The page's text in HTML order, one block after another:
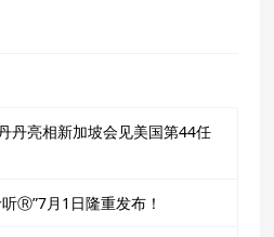
丹亮相新加坡会见美国第44任
Ⓡ”7月1日隆重发布！